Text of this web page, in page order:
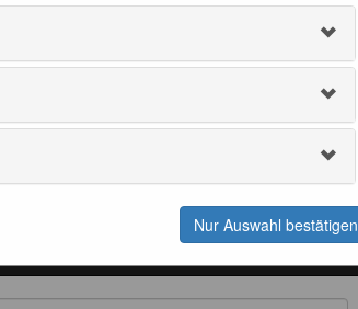
Nur Auswahl bestätigen